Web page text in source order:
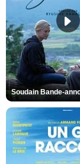
Soudain Bande-